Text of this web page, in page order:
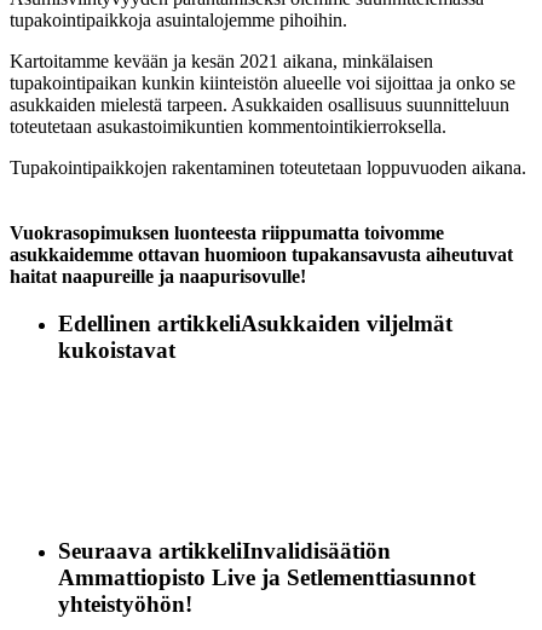
tupakointipaikkoja asuintalojemme pihoihin.
Kartoitamme kevään ja kesän 2021 aikana, minkälaisen
tupakointipaikan kunkin kiinteistön alueelle voi sijoittaa ja onko se
asukkaiden mielestä tarpeen. Asukkaiden osallisuus suunnitteluun
toteutetaan asukastoimikuntien kommentointikierroksella.
Tupakointipaikkojen rakentaminen toteutetaan loppuvuoden aikana.
Vuokrasopimuksen luonteesta riippumatta toivomme
asukkaidemme ottavan huomioon tupakansavusta aiheutuvat
haitat naapureille ja naapurisovulle!
Edellinen artikkeliAsukkaiden viljelmät
kukoistavat
Seuraava artikkeliInvalidisäätiön
Ammattiopisto Live ja Setlementtiasunnot
yhteistyöhön!